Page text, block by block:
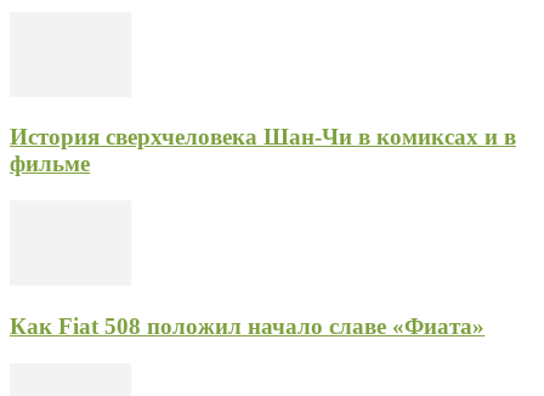
История сверхчеловека Шан-Чи в комиксах и в
фильме
Как Fiat 508 положил начало славе «Фиата»